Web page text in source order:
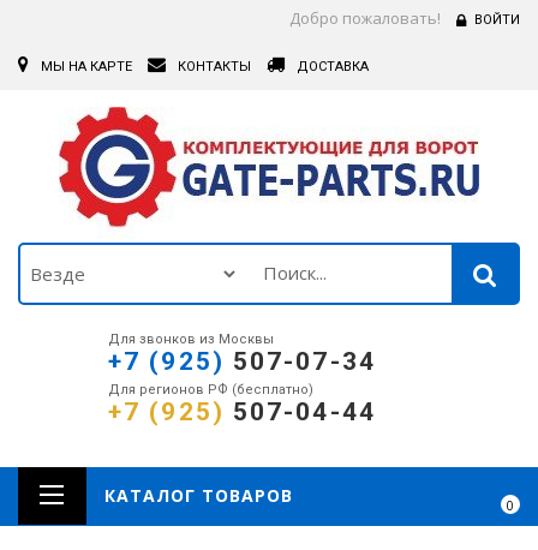
Добро пожаловать! ВОЙТИ
МЫ НА КАРТЕ КОНТАКТЫ ДОСТАВКА
Для звонков из Москвы
+7 (925) 507-07-34
Для регионов РФ (бесплатно)
+7 (925) 507-04-44
0
КАТАЛОГ ТОВАРОВ